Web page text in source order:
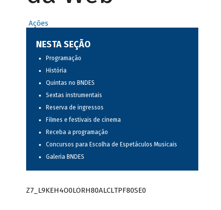
Ações
NESTA SEÇÃO
Programação
História
Quintas no BNDES
Sextas instrumentais
Reserva de ingressos
Filmes e festivais de cinema
Receba a programação
Concursos para Escolha de Espetáculos Musicais
Galeria BNDES
Z7_L9KEH4O0LORH80ALCLTPF80SE0